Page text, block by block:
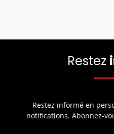
Restez
Restez informé en
notifications. Abonnez-